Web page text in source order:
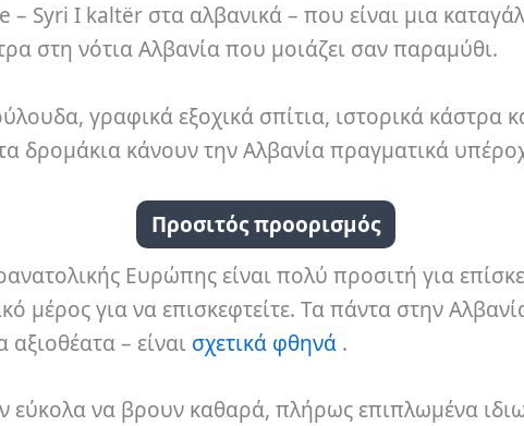
– Syri I kaltër στα αλβανικά – που είναι μια
στη νότια Αλβανία που μοιάζει σαν παραμύθι.
γραφικά εξοχικά σπίτια, ιστορικά κάστρα
δρομάκια κάνουν την Αλβανία πραγματικά
Προσιτός προορισμός
Ευρώπης είναι πολύ προσιτή για
μέρος για να επισκεφτείτε. Τα πάντα στην
– είναι σχετικά φθηνά .
εύκολα να βρουν καθαρά, πλήρως επιπλωμένα